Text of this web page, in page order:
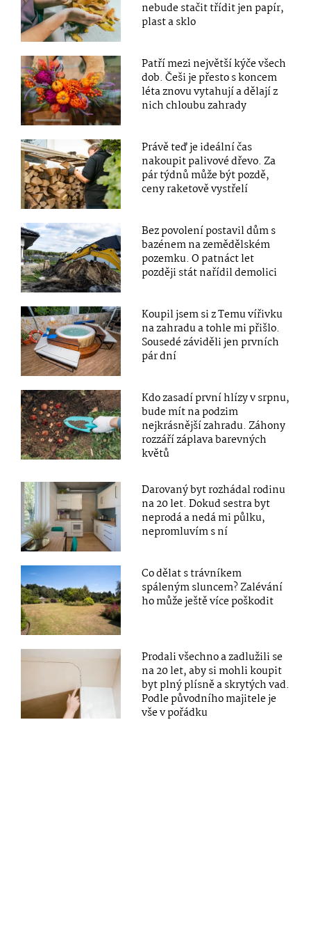
nebude stačit třídit jen papír,
plast a sklo
Patří mezi největší kýče všech
dob. Češi je přesto s koncem
léta znovu vytahují a dělají z
nich chloubu zahrady
Právě teď je ideální čas
nakoupit palivové dřevo. Za
pár týdnů může být pozdě,
ceny raketově vystřelí
Bez povolení postavil dům s
bazénem na zemědělském
pozemku. O patnáct let
později stát nařídil demolici
Koupil jsem si z Temu vířivku
na zahradu a tohle mi přišlo.
Sousedé záviděli jen prvních
pár dní
Kdo zasadí první hlízy v srpnu,
bude mít na podzim
nejkrásnější zahradu. Záhony
rozzáří záplava barevných
květů
Darovaný byt rozhádal rodinu
na 20 let. Dokud sestra byt
neprodá a nedá mi půlku,
nepromluvím s ní
Co dělat s trávníkem
spáleným sluncem? Zalévání
ho může ještě více poškodit
Prodali všechno a zadlužili se
na 20 let, aby si mohli koupit
byt plný plísně a skrytých vad.
Podle původního majitele je
vše v pořádku